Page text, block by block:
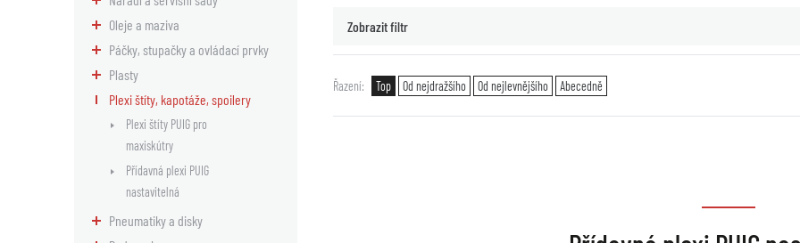
Oleje a maziva
Páčky, stupačky a ovládací prvky
Plasty
Plexi štíty, kapotáže, spoilery
Plexi štíty PUIG pro
maxiskútry
Přídavná plexi PUIG
nastavitelná
Pneumatiky a disky
Zobrazit filtr
Řazení Top Od nejdražšího Od nejlevnějšího Abecedně